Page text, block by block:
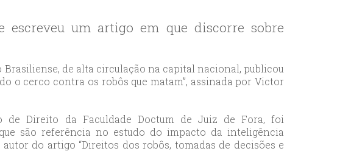
um artigo em que discorre sobre
Brasiliense, de alta circulação na capital nacional, publicou
o cerco contra os robôs que matam”, assinada por Victor
de Direito da Faculdade Doctum de Juiz de Fora, foi
são referência no estudo do impacto da inteligência
do artigo “Direitos dos robôs, tomadas de decisões e